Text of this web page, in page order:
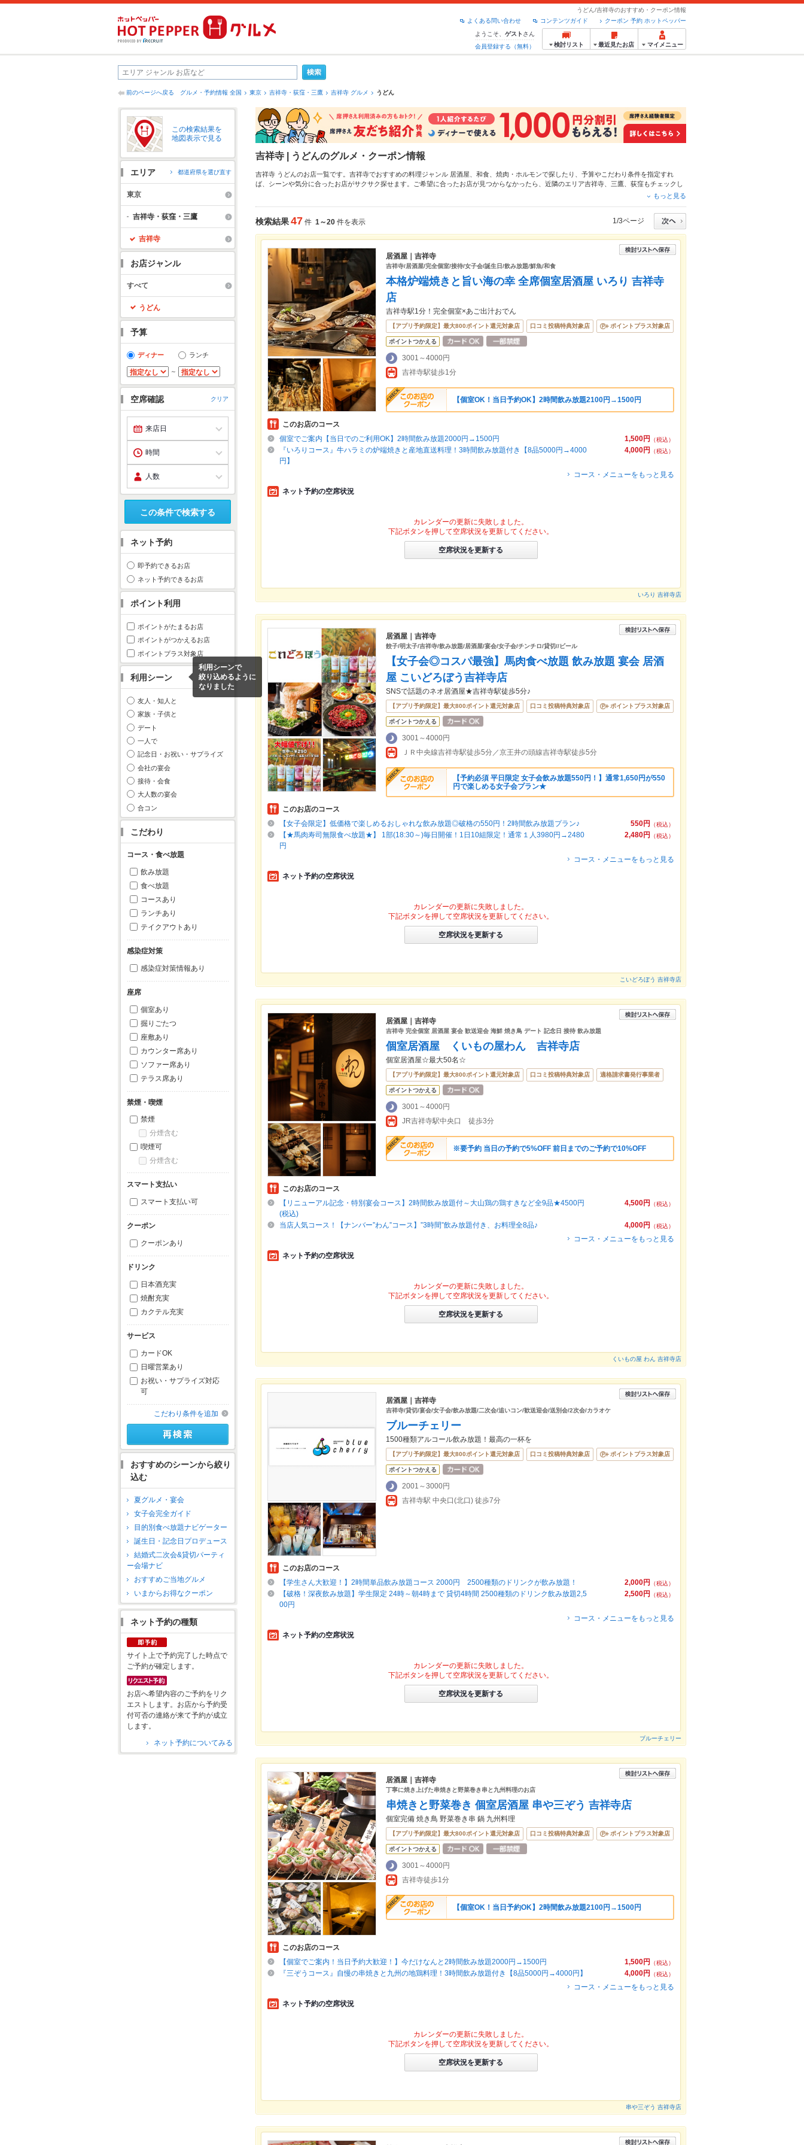
うどん/吉祥寺のおすすめ・クーポン情報
クーポン 予約 ホットペッパー
コンテンツガイド
よくある問い合わせ
ようこそ、 ゲスト さん
会員登録する（無料）
検討リスト 最近見たお店 マイメニュー
前のページへ戻る グルメ・予約情報 全国 東京 吉祥寺・荻窪・三鷹 吉祥寺 グルメ うどん
この検索結果を
地図表示で見る
エリア 都道府県を選び直す
東京
吉祥寺・荻窪・三鷹
吉祥寺
お店ジャンル
すべて
うどん
予算
ディナー ランチ
～
空席確認 クリア
この条件で検索する
ネット予約
即予約できるお店
ネット予約できるお店
ポイント利用
ポイントがたまるお店
ポイントがつかえるお店
ポイントプラス対象店
利用シーン
利用シーンで
絞り込めるように
なりました
友人・知人と
家族・子供と
デート
一人で
記念日・お祝い・サプライズ
会社の宴会
接待・会食
大人数の宴会
合コン
こだわり
コース・食べ放題
飲み放題
食べ放題
コースあり
ランチあり
テイクアウトあり
感染症対策
感染症対策情報あり
座席
個室あり
掘りごたつ
座敷あり
カウンター席あり
ソファー席あり
テラス席あり
禁煙・喫煙
禁煙
分煙含む
喫煙可
分煙含む
スマート支払い
スマート支払い可
クーポン
クーポンあり
ドリンク
日本酒充実
焼酎充実
カクテル充実
サービス
カードOK
日曜営業あり
お祝い・サプライズ対応
可
こだわり条件を追加
おすすめのシーンから絞り
込む
夏グルメ・宴会
女子会完全ガイド
目的別食べ放題ナビゲーター
誕生日・記念日プロデュース
結婚式二次会&貸切パーティ
ー会場ナビ
おすすめご当地グルメ
いまからお得なクーポン
ネット予約の種類
サイト上で予約完了した時点で
ご予約が確定します。
お店へ希望内容のご予約をリク
エストします。お店から予約受
付可否の連絡が来て予約が成立
します。
ネット予約についてみる
吉祥寺 | うどんのグルメ・クーポン情報
吉祥寺 うどんのお店一覧です。吉祥寺でおすすめの料理ジャンル 居酒屋 和食 焼肉・ホルモンで探したり、予算やこだわり条件を指定すれ
ば、シーンや気分に合ったお店がサクサク探せます。ご希望に合ったお店が見つからなかったら、近隣のエリア吉祥寺 三鷹 荻窪もチェックし
や季節のおすすめ料理
もっと見る
検索結果47 件 1～20 件を表示 1/3ページ
居酒屋｜吉祥寺
吉祥寺/居酒屋/完全個室/接待/女子会/誕生日/飲み放題/鮮魚/和食
本格炉端焼きと旨い海の幸 全席個室居酒屋 いろり 吉祥寺
店
吉祥寺駅1分！完全個室×あご出汁おでん
【アプリ予約限定】最大800ポイント還元対象店 口コミ投稿特典対象店 ポイントプラス対象店
ポイントつかえる
3001～4000円
吉祥寺駅徒歩1分
【個室OK！当日予約OK】2時間飲み放題2100円→1500円
このお店のコース
1,500円
（税込）
個室でご案内【当日でのご利用OK】2時間飲み放題2000円→1500円
4,000円
（税込）
『いろりコース』牛ハラミの炉端焼きと産地直送料理！3時間飲み放題付き【8品5000円→4000
円】
コース・メニューをもっと見る
ネット予約の空席状況
カレンダーの更新に失敗しました。
下記ボタンを押して空席状況を更新してください。
空席状況を更新する
いろり 吉祥寺店
居酒屋｜吉祥寺
餃子/明太子/吉祥寺/飲み放題/居酒屋/宴会/女子会/チンチロ/貸切//ビール
【女子会◎コスパ最強】馬肉食べ放題 飲み放題 宴会 居酒
屋 こいどろぼう吉祥寺店
SNSで話題のネオ居酒屋★吉祥寺駅徒歩5分♪
【アプリ予約限定】最大800ポイント還元対象店 口コミ投稿特典対象店 ポイントプラス対象店
ポイントつかえる
3001～4000円
ＪＲ中央線吉祥寺駅徒歩5分／京王井の頭線吉祥寺駅徒歩5分
【予約必須 平日限定 女子会飲み放題550円！】通常1,650円が550
円で楽しめる女子会プラン★
このお店のコース
550円
（税込）
【女子会限定】低価格で楽しめるおしゃれな飲み放題◎破格の550円！2時間飲み放題プラン♪
2,480円
（税込）
【★馬肉寿司無限食べ放題★】 1部(18:30～)毎日開催！1日10組限定！通常１人3980円→2480
円
コース・メニューをもっと見る
ネット予約の空席状況
カレンダーの更新に失敗しました。
下記ボタンを押して空席状況を更新してください。
空席状況を更新する
こいどろぼう 吉祥寺店
居酒屋｜吉祥寺
吉祥寺 完全個室 居酒屋 宴会 歓送迎会 海鮮 焼き鳥 デート 記念日 接待 飲み放題
個室居酒屋 くいもの屋わん 吉祥寺店
個室居酒屋☆最大50名☆
【アプリ予約限定】最大800ポイント還元対象店 口コミ投稿特典対象店 適格請求書発行事業者
ポイントつかえる
3001～4000円
JR吉祥寺駅中央口 徒歩3分
※要予約 当日の予約で5%OFF 前日までのご予約で10%OFF
このお店のコース
4,500円
（税込）
【リニューアル記念・特別宴会コース】2時間飲み放題付～大山鶏の鶏すきなど全9品★4500円
(税込)
4,000円
（税込）
当店人気コース！【ナンバー”わん”コース】”3時間”飲み放題付き、お料理全8品♪
コース・メニューをもっと見る
ネット予約の空席状況
カレンダーの更新に失敗しました。
下記ボタンを押して空席状況を更新してください。
空席状況を更新する
くいもの屋 わん 吉祥寺店
居酒屋｜吉祥寺
吉祥寺/貸切/宴会/女子会/飲み放題/二次会/追いコン/歓送迎会/送別会/2次会/カラオケ
ブルーチェリー
1500種類アルコール飲み放題！最高の一杯を
【アプリ予約限定】最大800ポイント還元対象店 口コミ投稿特典対象店 ポイントプラス対象店
ポイントつかえる
2001～3000円
吉祥寺駅 中央口(北口) 徒歩7分
このお店のコース
2,000円
（税込）
【学生さん大歓迎！】2時間単品飲み放題コース 2000円 2500種類のドリンクが飲み放題！
2,500円
（税込）
【破格！深夜飲み放題】学生限定 24時～朝4時まで 貸切4時間 2500種類のドリンク飲み放題2,5
00円
コース・メニューをもっと見る
ネット予約の空席状況
カレンダーの更新に失敗しました。
下記ボタンを押して空席状況を更新してください。
空席状況を更新する
ブルーチェリー
居酒屋｜吉祥寺
丁寧に焼き上げた串焼きと野菜巻き串と九州料理のお店
串焼きと野菜巻き 個室居酒屋 串や三ぞう 吉祥寺店
個室完備 焼き鳥 野菜巻き串 鍋 九州料理
【アプリ予約限定】最大800ポイント還元対象店 口コミ投稿特典対象店 ポイントプラス対象店
ポイントつかえる
3001～4000円
吉祥寺徒歩1分
【個室OK！当日予約OK】2時間飲み放題2100円→1500円
このお店のコース
1,500円
（税込）
【個室でご案内！当日予約大歓迎！】今だけなんと2時間飲み放題2000円→1500円
4,000円
（税込）
『三ぞうコース』自慢の串焼きと九州の地鶏料理！3時間飲み放題付き【8品5000円→4000円】
コース・メニューをもっと見る
ネット予約の空席状況
カレンダーの更新に失敗しました。
下記ボタンを押して空席状況を更新してください。
空席状況を更新する
串や三ぞう 吉祥寺店